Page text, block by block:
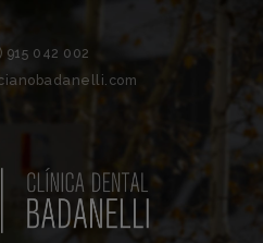
915 042 002